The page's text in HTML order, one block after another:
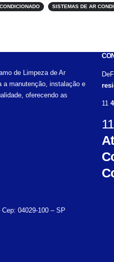
SISTEMAS DE AR
de Limpeza de Ar
a manutenção, instalação e
oferecendo as
04029-100 – SP
11
11